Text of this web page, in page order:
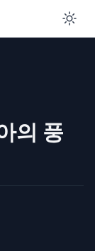
의 풍